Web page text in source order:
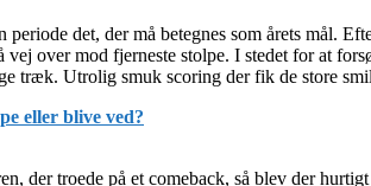
periode det, der må betegnes som årets mål.
vej over mod fjerneste stolpe. I stedet for at
træk. Utrolig smuk scoring der fik de store
eller blive ved?
der troede på et comeback, så blev der